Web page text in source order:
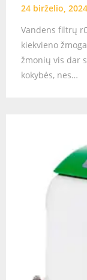
24 birželio, 2024
Vandens filtrų
kiekvieno
žmonių vis dar
kokybės, nes…